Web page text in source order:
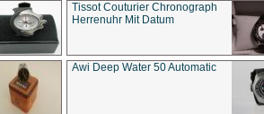
Tissot Couturier Chronograph
Herrenuhr Mit Datum
Awi Deep Water 50 Automatic